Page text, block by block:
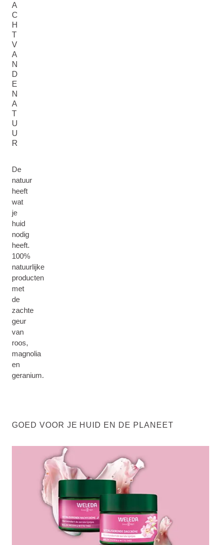
A
C
H
T
V
A
N
D
E
N
A
T
U
U
R
De
natuur
heeft
wat
je
huid
nodig
heeft.
100%
natuurlijke
producten
met
de
zachte
geur
van
roos,
magnolia
en
geranium.
GOED VOOR JE HUID EN DE PLANEET